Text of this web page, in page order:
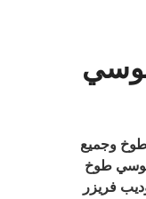
وجميع
طوخ
فريزر